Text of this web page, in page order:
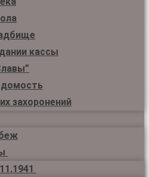
кассы
захоронений